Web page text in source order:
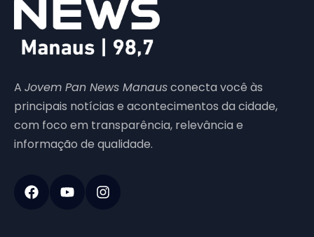
A Jovem Pan News Manausconecta você às
principais notícias e acontecimentos da cidade,
com foco em transparência, relevância e
informação de qualidade.